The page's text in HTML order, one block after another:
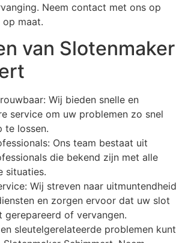
Neem contact met ons op
maat.
van Slotenmaker
Wij bieden snelle en
service om uw problemen zo snel
te lossen.
Ons team bestaat uit
die bekend zijn met alle
situaties.
Wij streven naar uitmuntendheid
en zorgen ervoor dat uw slot
gerepareerd of vervangen.
sleutelgerelateerde problemen kunt